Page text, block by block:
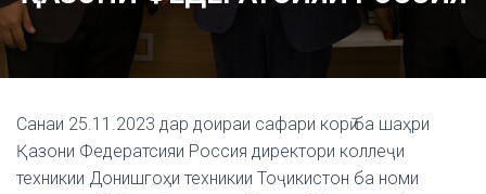
Санаи 25.11.2023 дар доираи сафари корӣ ба шаҳри
Қазони Федератсияи Россия директори коллеҷи
техникии Донишгоҳи техникии Тоҷикистон ба номи